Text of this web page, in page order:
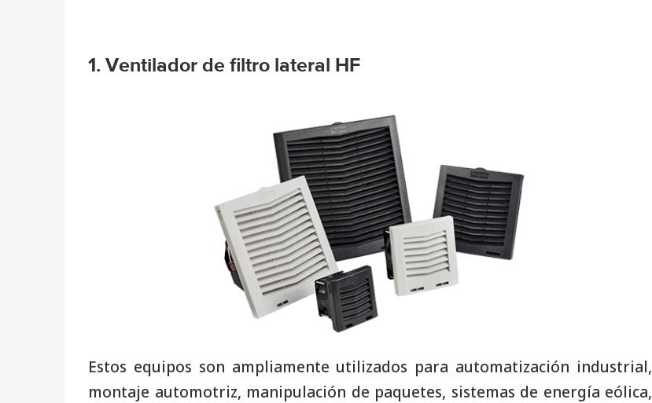
1. Ventilador de filtro lateral HF
Estos equipos son ampliamente utilizados para automatización industrial,
montaje automotriz, manipulación de paquetes, sistemas de energía eólica,